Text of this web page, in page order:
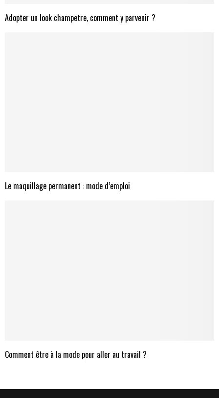
Adopter un look champetre, comment y parvenir ?
Le maquillage permanent : mode d’emploi
Comment être à la mode pour aller au travail ?